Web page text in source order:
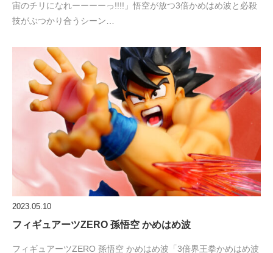
宙のチリになれーーーーっ!!!!」悟空が放つ3倍かめはめ波と必殺
技がぶつかり合うシーン…
2023.05.10
フィギュアーツZERO 孫悟空 かめはめ波
フィギュアーツZERO 孫悟空 かめはめ波「3倍界王拳かめはめ波